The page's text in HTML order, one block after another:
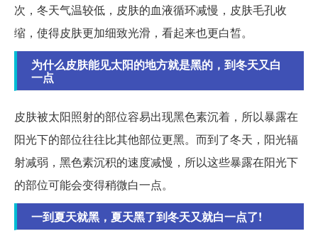
次，冬天气温较低，皮肤的血液循环减慢，皮肤毛孔收
缩，使得皮肤更加细致光滑，看起来也更白皙。
为什么皮肤能见太阳的地方就是黑的，到冬天又白
一点
皮肤被太阳照射的部位容易出现黑色素沉着，所以暴露在
阳光下的部位往往比其他部位更黑。而到了冬天，阳光辐
射减弱，黑色素沉积的速度减慢，所以这些暴露在阳光下
的部位可能会变得稍微白一点。
一到夏天就黑，夏天黑了到冬天又就白一点了!